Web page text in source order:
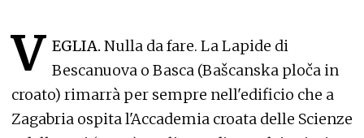
V EGLIA. Nulla da fare. La Lapide di
Bescanuova o Basca (Bašcanska ploča in
croato) rimarrà per sempre nell'edificio che a
Zagabria ospita l'Accademia croata delle Scienze